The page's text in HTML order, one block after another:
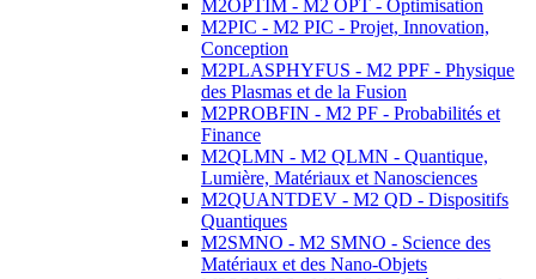
M2OPTIM - M2 OPT - Optimisation
M2PIC - M2 PIC - Projet, Innovation,
Conception
M2PLASPHYFUS - M2 PPF - Physique
des Plasmas et de la Fusion
M2PROBFIN - M2 PF - Probabilités et
Finance
M2QLMN - M2 QLMN - Quantique,
Lumière, Matériaux et Nanosciences
M2QUANTDEV - M2 QD - Dispositifs
Quantiques
M2SMNO - M2 SMNO - Science des
Matériaux et des Nano-Objets